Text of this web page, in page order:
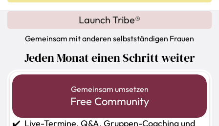
Launch Tribe®
Gemeinsam mit anderen selbstständigen Frauen
Jeden Monat einen Schritt weiter
Gemeinsam umsetzen
Free Community
✔️ Live-Termine, Q&A, Gruppen-Coaching und